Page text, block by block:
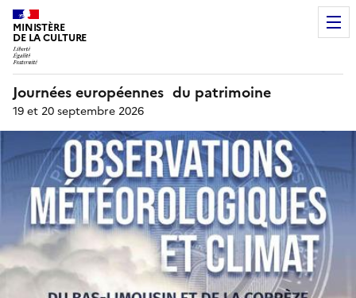
MINISTÈRE
DE LA CULTURE
Journées européennes du patrimoine
19 et 20 septembre 2026